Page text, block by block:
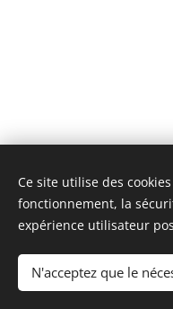
Team KR Autosport -
Toutes images
Ce site utilise des
fonctionnement, la
expérience utilisateur
N'acceptez que le